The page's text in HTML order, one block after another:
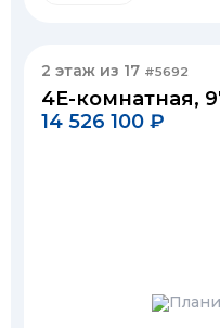
2 этаж из 17 #5692
4Е-комнатная,
14 526 100 ₽